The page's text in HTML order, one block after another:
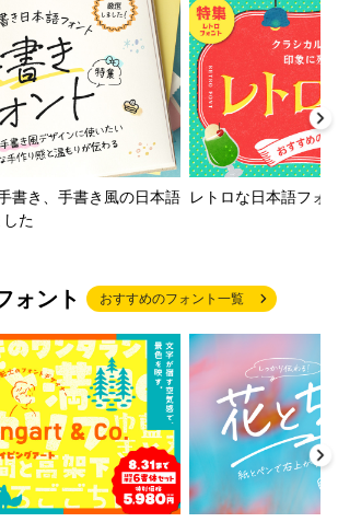
書き、手書き風の日本語
た
レトロな日本語フォ
ォント おすすめのフォント一覧